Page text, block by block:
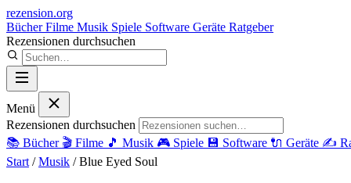
rezension.org
BücherFilme Musik Spiele Software Geräte Ratgeber
Rezensionen durchsuchen
Menü
Rezensionen durchsuchen
📚 Bücher 🎬 Filme 🎵 Musik 🎮 Spiele 💾 Software 🔌 Geräte ✍️
Start / Musik / Blue Eyed Soul